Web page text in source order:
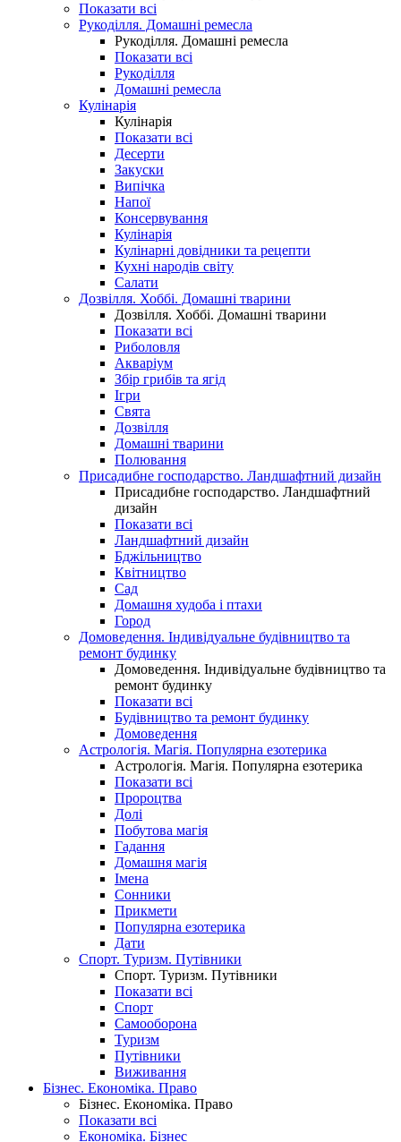
Показати всі
Рукоділля. Домашні ремесла
Рукоділля. Домашні ремесла
Показати всі
Рукоділля
Домашні ремесла
Кулінарія
Кулінарія
Показати всі
Десерти
Закуски
Випічка
Напої
Консервування
Кулінарія
Кулінарні довідники та рецепти
Кухні народів світу
Салати
Дозвілля. Хоббі. Домашні тварини
Дозвілля. Хоббі. Домашні тварини
Показати всі
Риболовля
Акваріум
Збір грибів та ягід
Ігри
Свята
Дозвілля
Домашні тварини
Полювання
Присадибне господарство. Ландшафтний дизайн
Присадибне господарство. Ландшафтний
дизайн
Показати всі
Ландшафтний дизайн
Бджільництво
Квітництво
Сад
Домашня худоба і птахи
Город
Домоведення. Індивідуальне будівництво та
ремонт будинку
Домоведення. Індивідуальне будівництво та
ремонт будинку
Показати всі
Будівництво та ремонт будинку
Домоведення
Астрологія. Магія. Популярна езотерика
Астрологія. Магія. Популярна езотерика
Показати всі
Пророцтва
Долі
Побутова магія
Гадання
Домашня магія
Імена
Сонники
Прикмети
Популярна езотерика
Дати
Спорт. Туризм. Путівники
Спорт. Туризм. Путівники
Показати всі
Спорт
Самооборона
Туризм
Путівники
Виживання
Бізнес. Економіка. Право
Бізнес. Економіка. Право
Показати всі
Економіка. Бізнес